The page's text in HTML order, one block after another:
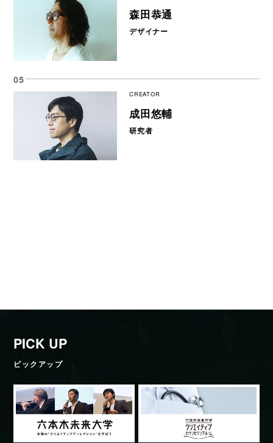
森田恭通
デザイナー
CREATOR
成田悠輔
研究者
PICK UP
ピックアップ